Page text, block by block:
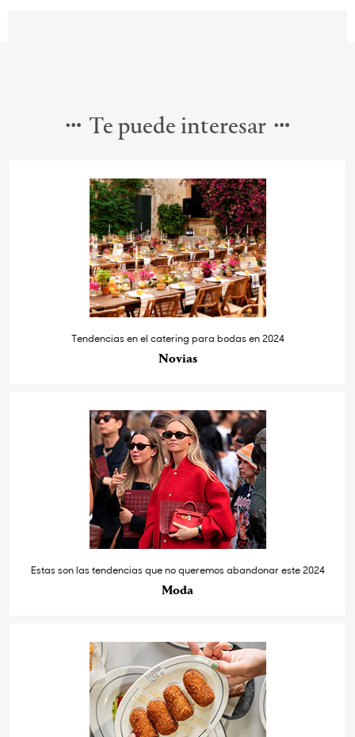
Te puede interesar
Tendencias en el catering para bodas en 2024
Novias
Estas son las tendencias que no queremos abandonar este 2024
Moda